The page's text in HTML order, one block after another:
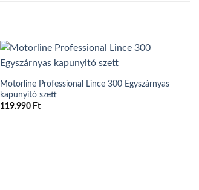
Motorline Professional Lince 300 Egyszárnyas
kapunyitó szett
119.990 Ft